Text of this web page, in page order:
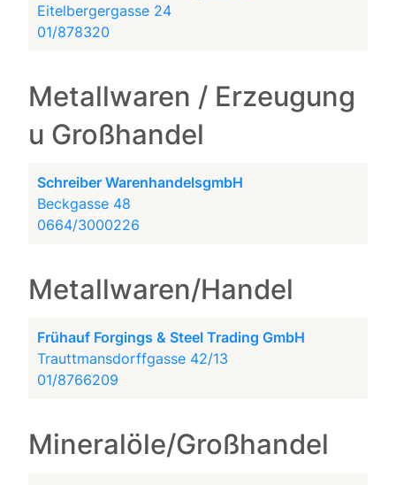
Eitelbergergasse 24
01/878320
Metallwaren / Erzeugung
u Großhandel
Schreiber WarenhandelsgmbH
Beckgasse 48
0664/3000226
Metallwaren/Handel
Frühauf Forgings & Steel Trading GmbH
Trauttmansdorffgasse 42/13
01/8766209
Mineralöle/Großhandel